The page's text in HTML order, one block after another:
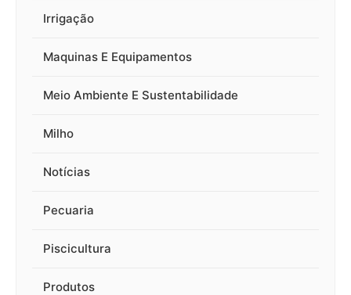
Irrigação
Maquinas E Equipamentos
Meio Ambiente E Sustentabilidade
Milho
Notícias
Pecuaria
Piscicultura
Produtos